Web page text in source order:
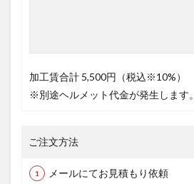
加工賃合計 5,500円（税込※10%）
※別途ヘルメット代金が発生します。
ご注文方法
メールにてお見積もり依頼